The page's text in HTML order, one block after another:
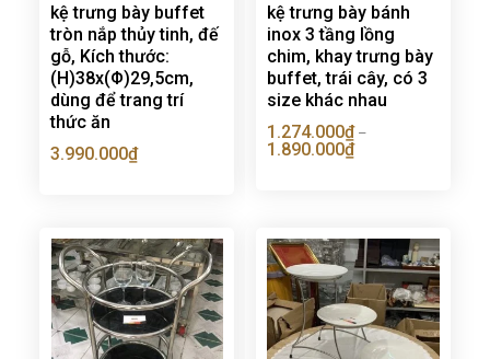
kệ trưng bày buffet
tròn nắp thủy tinh, đế
gỗ, Kích thước:
(H)38x(Φ)29,5cm,
dùng để trang trí
thức ăn
3.990.000₫
kệ trưng bày bánh
inox 3 tầng lồng
chim, khay trưng bày
buffet, trái cây, có 3
size khác nhau
1.274.000₫–
1.890.000₫